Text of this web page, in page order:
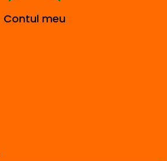
Contul meu